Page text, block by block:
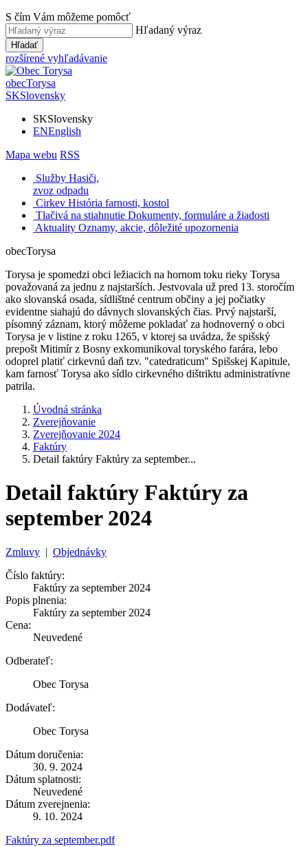
S čím Vám môžeme pomôcť
Hľadaný výraz
Hľadať
rozšírené vyhľadávanie
obecTorysa
SKSlovensky
SKSlovensky
ENEnglish
Mapa webu RSS
Služby Hasiči,
zvoz odpadu
Cirkev História farnosti, kostol
Tlačivá na stiahnutie Dokumenty, formuláre a žiadosti
Aktuality Oznamy, akcie, dôležité upozornenia
obecTorysa
Torysa je spomedzi obci ležiacich na hornom toku rieky Torysa
považovaná za jednu z najstarších. Jestvovala už pred 13. storočím
ako slovanská osada, sídlištné centrum občiny a jej počiatky
evidentne siahajú do dávnych slovanských čias. Prvý najstarší,
písomný záznam, ktorý môžeme pokladať za hodnoverný o obci
Torysa je v listine z roku 1265, v ktorej sa uvádza, že spišský
prepošt Mitimír z Bosny exkomunikoval toryského farára, lebo
odoprel platiť cirkevnú daň tzv. "catedraticum" Spišskej Kapitule,
kam farnosť Torysa ako sídlo cirkevného dištriktu administratívne
patrila.
Úvodná stránka
Zverejňovanie
Zverejňovanie 2024
Faktúry
Detail faktúry Faktúry za september...
Detail faktúry Faktúry za
september 2024
Zmluvy | Objednávky
Číslo faktúry:
Faktúry za september 2024
Popis plnenia:
Faktúry za september 2024
Cena:
Neuvedené
Odberateľ:
Obec Torysa
Dodávateľ:
Obec Torysa
Dátum doručenia:
30. 9. 2024
Dátum splatnosti:
Neuvedené
Dátum zverejnenia:
9. 10. 2024
Faktúry za september.pdf